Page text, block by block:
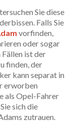
Sie diese
Falls Sie
vorfinden,
oder sogar
Fällen ist der
finden, der
kann separat in
erworben
als Opel-Fahrer
sich die
zutrauen.